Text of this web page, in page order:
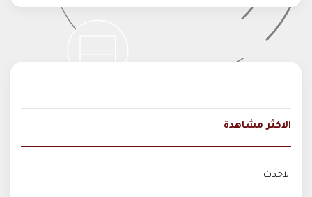
الاكثر مشاهدة
الاحدث